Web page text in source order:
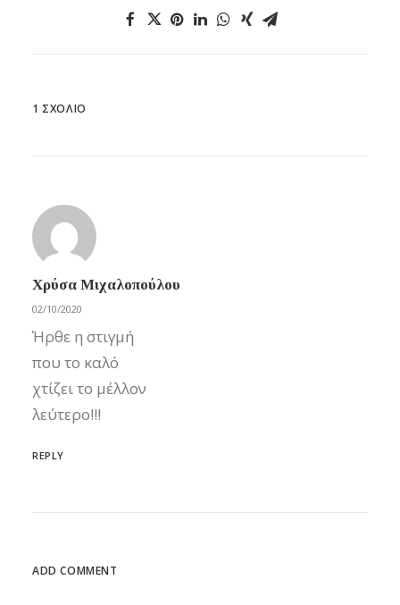
1 ΣΧΌΛΙΟ
Χρύσα Μιχαλοπούλου
02/10/2020
Ήρθε η στιγμή
που το καλό
χτίζει το μέλλον
λεύτερο!!!
REPLY
ADD COMMENT